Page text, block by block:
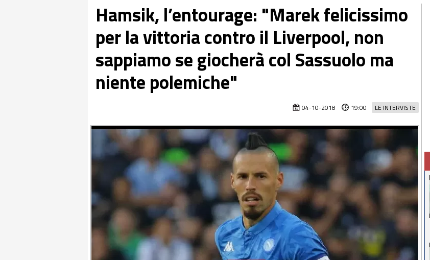
Hamsik, l’entourage: "Marek felicissimo
per la vittoria contro il Liverpool, non
sappiamo se giocherà col Sassuolo ma
niente polemiche"
LE INTERVISTE
04-10-2018 19:00